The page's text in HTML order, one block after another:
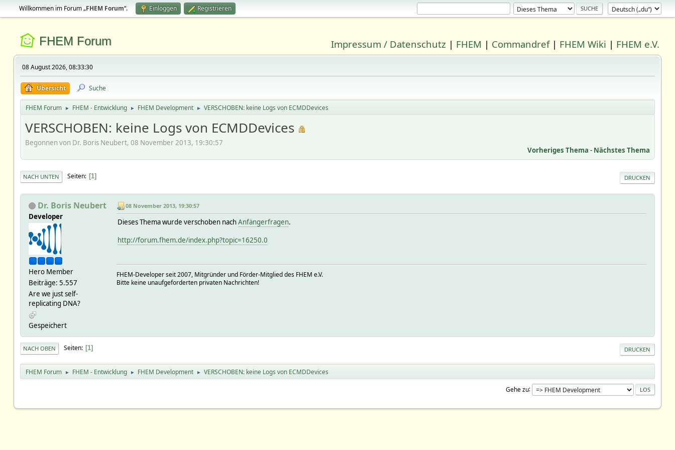
Willkommen im Forum „FHEM Forum“. Einloggen Registrieren
FHEM Forum Impressum / Datenschutz | FHEM | Commandref| FHEM Wiki | FHEM e.V.
08 August 2026, 08:33:30
Übersicht Suche
FHEM Forum ► FHEM - Entwicklung ► FHEM Development ► VERSCHOBEN: keine Logs von ECMDDevices
VERSCHOBEN: keine Logs von ECMDDevices
Begonnen von Dr. Boris Neubert, 08 November 2013, 19:30:57
Vorheriges Thema - Nächstes Thema
DRUCKEN
NACH UNTEN Seiten 1
Dr. Boris Neubert
Developer
Hero Member
Beiträge: 5.557
Are we just self-
replicating DNA?
Gespeichert
08 November 2013, 19:30:57
Dieses Thema wurde verschoben nachAnfängerfragen.
http://forum.fhem.de/index.php?topic=16250.0
FHEM-Developer seit 2007, Mitgründer und Förder-Mitglied des FHEM e.V.
Bitte keine unaufgeforderten privaten Nachrichten!
DRUCKEN
NACH OBEN Seiten 1
FHEM Forum ► FHEM - Entwicklung ► FHEM Development ► VERSCHOBEN: keine Logs von ECMDDevices
Gehe zu